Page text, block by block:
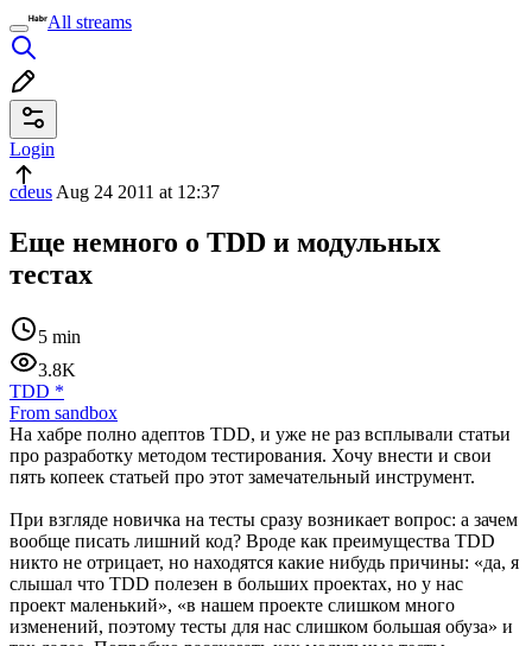
All streams
Login
cdeus Aug 24 2011 at 12:37
Еще немного о TDD и модульных
тестах
5 min
3.8K
TDD *
From sandbox
На хабре полно адептов TDD, и уже не раз всплывали статьи
про разработку методом тестирования. Хочу внести и свои
пять копеек статьей про этот замечательный инструмент.
При взгляде новичка на тесты сразу возникает вопрос: а зачем
вообще писать лишний код? Вроде как преимущества TDD
никто не отрицает, но находятся какие нибудь причины: «да, я
слышал что TDD полезен в больших проектах, но у нас
проект маленький», «в нашем проекте слишком много
изменений, поэтому тесты для нас слишком большая обуза» и